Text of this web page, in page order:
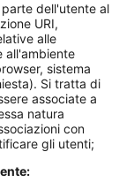
dell'utente al
URI,
alle
all'ambiente
sistema
Si tratta di
associate a
natura
con
gli utenti;